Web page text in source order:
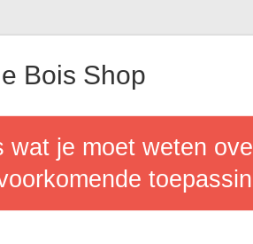
Bois Shop
wat je moet weten